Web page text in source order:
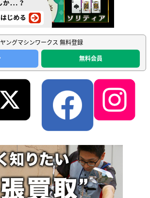
ヤングマシンワークス 無料登録
無料会員